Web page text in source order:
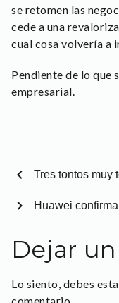
se retomen las
cede a una
cual cosa volvería a
Pendiente de lo que
empresarial.
chevron_left Tres tontos muy
Huawei
chevron_right
Dejar
Lo siento, debes